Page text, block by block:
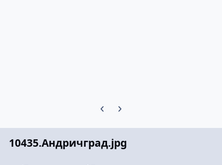
Предыдущий слайд карусели
Следующий слайд карусели
10435.Андричград.jpg